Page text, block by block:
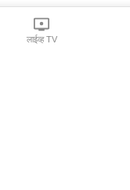
लाईव्ह TV